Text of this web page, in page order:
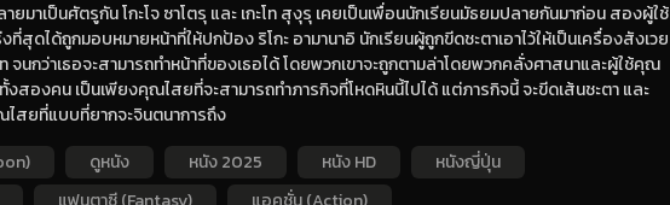
ยมาเป็นศัตรูกัน โกะโจ ซาโตรุ และ เกะโท สุงุรุ เคยเป็นเพื่อนนักเรียนมัธยมปลายกันมาก่อน สองผู้ใช้
สุดได้ถูกมอบหมายหน้าที่ให้ปกป้อง ริโกะ อามานาอิ นักเรียนผู้ถูกขีดชะตาเอาไว้ให้เป็นเครื่องสังเวย
ท จนกว่าเธอจะสามารถทำหน้าที่ของเธอได้ โดยพวกเขาจะถูกตามล่าโดยพวกคลั่งศาสนาและผู้ใช้คุณ
งสองคน เป็นเพียงคุณไสยที่จะสามารถทำภารกิจที่โหดหินนี้ไปได้ แต่ภารกิจนี้ จะขีดเส้นชะตา และ
สยที่แบบที่ยากจะจินตนาการถึง
ดูหนัง หนัง 2025 หนัง HD
หนังญี่ปุ่น